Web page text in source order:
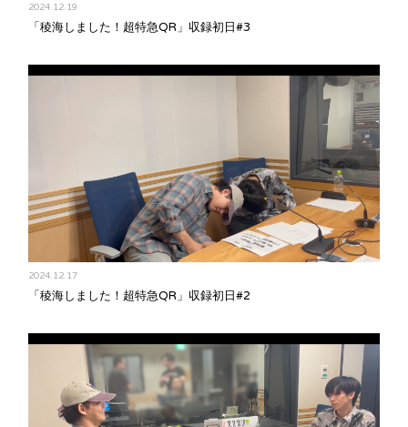
2024.12.19
「稜海しました！超特急QR」収録初日#3
2024.12.17
「稜海しました！超特急QR」収録初日#2